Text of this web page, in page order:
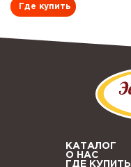
Где купить
КАТАЛОГ
О НАС
ГДЕ КУПИТЬ